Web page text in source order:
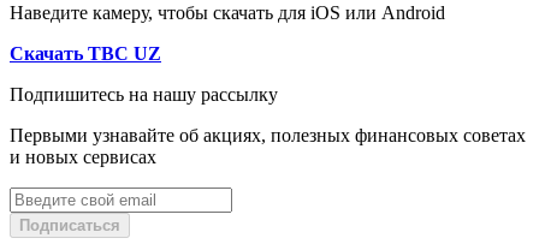
Наведите камеру, чтобы скачать для iOS или Android
Скачать TBC UZ
Подпишитесь на нашу рассылку
Первыми узнавайте об акциях, полезных финансовых советах
и новых сервисах
Подписаться